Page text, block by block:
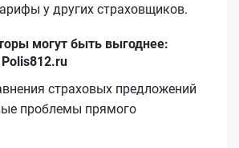
у других страховщиков.
могут быть выгоднее:
страховых предложений
проблемы прямого